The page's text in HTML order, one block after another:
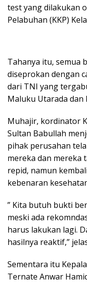
test yang dilakukan
Pelabuhan (KKP)
Tahanya itu, semua
diseprokan dengan
dari TNI yang
Maluku Utarada dan
Muhajir, kordinator
Sultan Babullah
pihak perusahan
mereka dan mereka
repid, namun
kebenaran
” Kita butuh bukti
meski ada
harus lakukan lagi.
hasilnya reaktif,”
Sementara itu
Ternate Anwar